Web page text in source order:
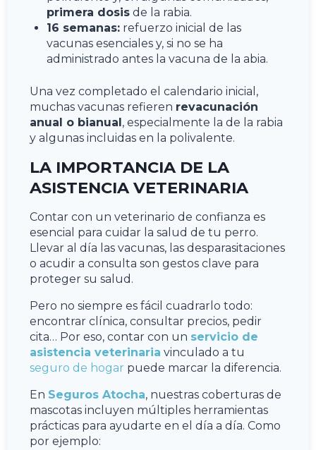
primera dosis de la rabia.
16 semanas: refuerzo inicial de las
vacunas esenciales y, si no se ha
administrado antes la vacuna de la abia.
Una vez completado el calendario inicial,
muchas vacunas refieren revacunación
anual o bianual, especialmente la de la rabia
y algunas incluidas en la polivalente.
LA IMPORTANCIA DE LA
ASISTENCIA VETERINARIA
Contar con un veterinario de confianza es
esencial para cuidar la salud de tu perro.
Llevar al día las vacunas, las desparasitaciones
o acudir a consulta son gestos clave para
proteger su salud.
Pero no siempre es fácil cuadrarlo todo:
encontrar clínica, consultar precios, pedir
cita… Por eso, contar con un servicio de
asistencia veterinaria vinculado a tu
seguro de hogar puede marcar la diferencia.
En Seguros Atocha, nuestras coberturas de
mascotas incluyen múltiples herramientas
prácticas para ayudarte en el día a día. Como
por ejemplo: